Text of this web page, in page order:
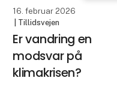
16. februar 2026
| Tillidsvejen
Er vandring en
modsvar på
klimakrisen?